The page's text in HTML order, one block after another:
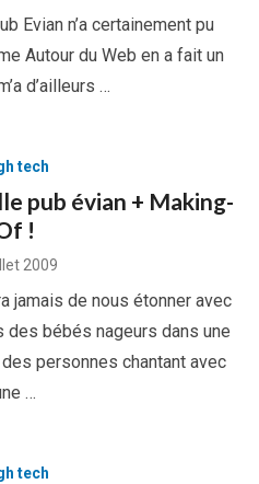
Evian n’a certainement pu
Autour du Web en a fait un
d’ailleurs …
tech
pub évian + Making-
!
2009
jamais de nous étonner avec
des bébés nageurs dans une
personnes chantant avec
…
tech